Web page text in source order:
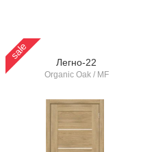
sale
Легно-22
Organic Oak / MF